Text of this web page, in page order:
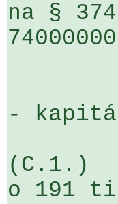
na §
-
(C.1.)
o 191